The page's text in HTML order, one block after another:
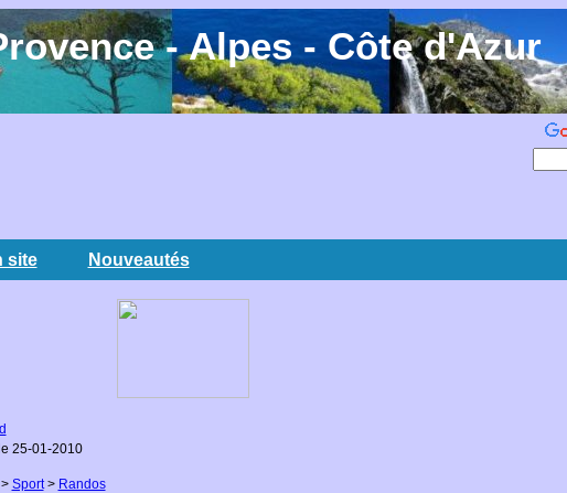
- Alpes - Côte d'Azur
site Nouveautés
25-01-2010
> Sport> Randos